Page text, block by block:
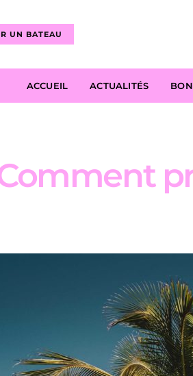
UN BATEAU
ACCUEIL ACTUALITÉS